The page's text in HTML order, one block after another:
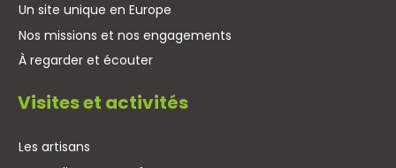
Un site unique en Europe
Nos missions et nos engagements
À regarder et écouter
Visites et activités
Les artisans